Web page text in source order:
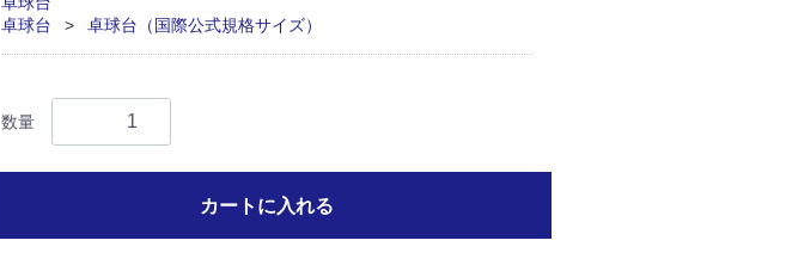
卓球台
卓球台（国際公式規格サイズ）
数量
カートに入れる